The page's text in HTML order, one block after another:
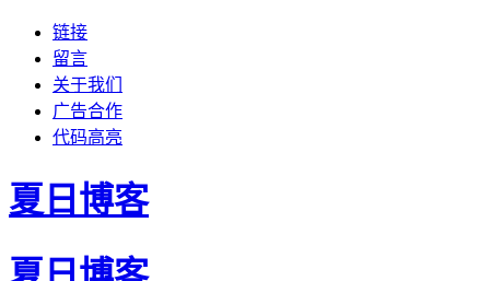
链接
留言
关于我们
广告合作
代码高亮
夏日博客